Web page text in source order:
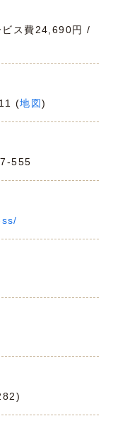
ス費24,690円 /
(地図)
555